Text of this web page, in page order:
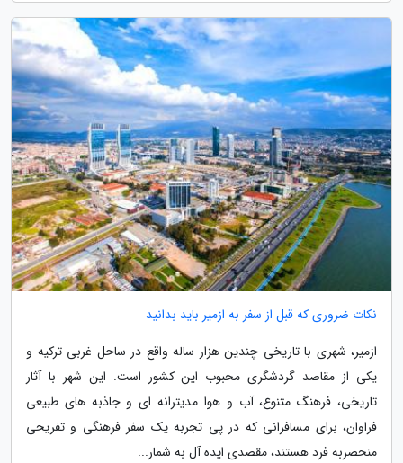
نکات ضروری که قبل از سفر به ازمیر باید بدانید
ازمیر، شهری با تاریخی چندین هزار ساله واقع در ساحل غربی ترکیه و
یکی از مقاصد گردشگری محبوب این کشور است. این شهر با آثار
تاریخی، فرهنگ متنوع، آب و هوا مدیترانه ای و جاذبه های طبیعی
فراوان، برای مسافرانی که در پی تجربه یک سفر فرهنگی و تفریحی
منحصربه فرد هستند، مقصدی ایده آل به شمار...